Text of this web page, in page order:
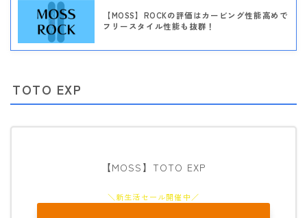
【MOSS】ROCKの評価はカービング性能高めで
フリースタイル性能も抜群！
TOTO EXP
【MOSS】TOTO EXP